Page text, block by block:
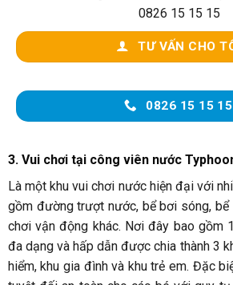
0826 15 15 15
TƯ VẤN CHO
0826 15 15 15
3. Vui chơi tại công viên nước
Là một khu vui chơi nước hiện đại với
gồm đường trượt nước, bể bơi sóng,
chơi vận động khác. Nơi đây bao gồm
đa dạng và hấp dẫn được chia thành 3
hiểm, khu gia đình và khu trẻ em. Đặc